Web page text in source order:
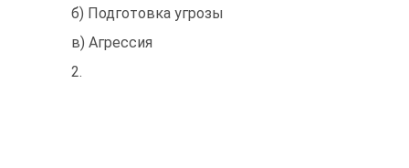
б) Подготовка угрозы
в) Агрессия
2.